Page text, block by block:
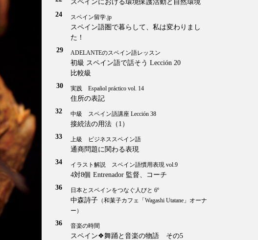
スペインにおける環境保護活動と自然環境
24
スペイン留学.jp
スペイン語圏で暮らして、私は変わりまし
た！
29
ADELANTEのスペイン語レッスン
初級 スペイン語で話そう Lección 20
比較級
30
実践 Español práctico vol. 14
住所の表記
32
中級 スペイン語講座 Lección 38
接続法の用法（1）
33
上級 ビジネススペイン語
通商問題に関わる表現
34
イラスト解説 スペイン語慣用表現 vol.9
4対8個 Entrenador 監督、コーチ
36
日本とスペインをつなぐ人びと 6º
中森詩子 （和菓子カフェ「Wagashi Utatane」オーナ
ー）
36 音楽の時間
スペイン❖舞踊と音楽の物語 その5